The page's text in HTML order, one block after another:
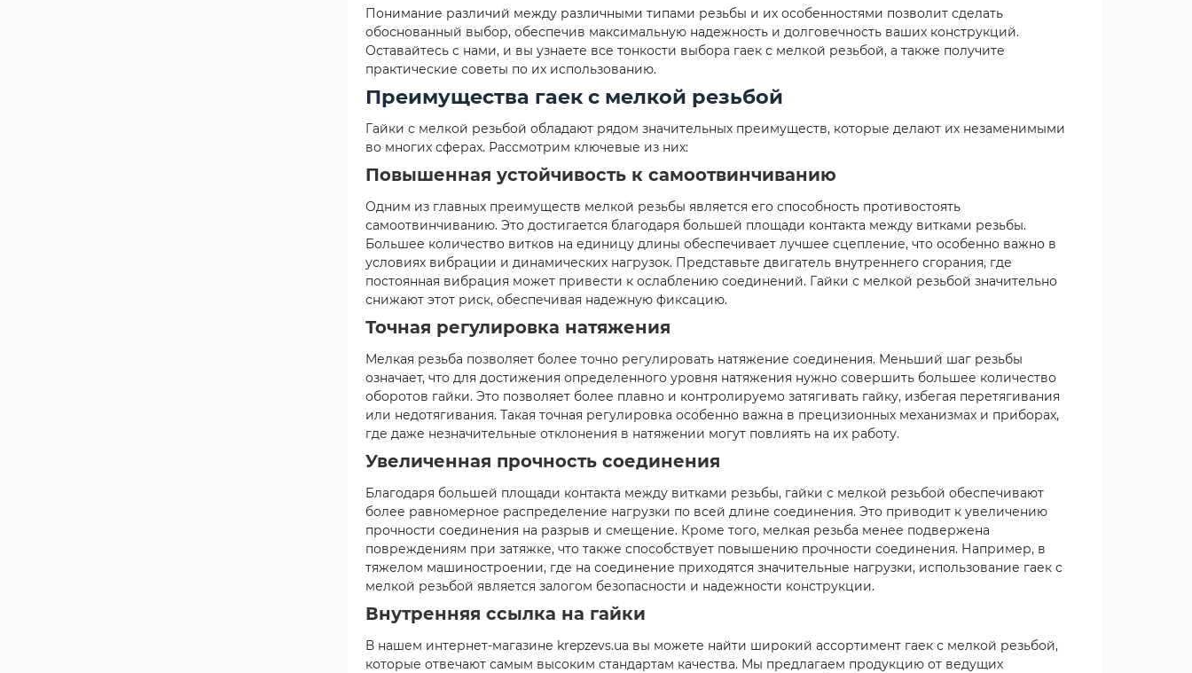
Понимание различий между различными типами резьбы и их особенностями позволит сделать
обоснованный выбор, обеспечив максимальную надежность и долговечность ваших конструкций.
Оставайтесь с нами, и вы узнаете все тонкости выбора гаек с мелкой резьбой, а также получите
практические советы по их использованию.
Преимущества гаек с мелкой резьбой
Гайки с мелкой резьбой обладают рядом значительных преимуществ, которые делают их незаменимыми
во многих сферах. Рассмотрим ключевые из них:
Повышенная устойчивость к самоотвинчиванию
Одним из главных преимуществ мелкой резьбы является его способность противостоять
самоотвинчиванию. Это достигается благодаря большей площади контакта между витками резьбы.
Большее количество витков на единицу длины обеспечивает лучшее сцепление, что особенно важно в
условиях вибрации и динамических нагрузок. Представьте двигатель внутреннего сгорания, где
постоянная вибрация может привести к ослаблению соединений. Гайки с мелкой резьбой значительно
снижают этот риск, обеспечивая надежную фиксацию.
Точная регулировка натяжения
Мелкая резьба позволяет более точно регулировать натяжение соединения. Меньший шаг резьбы
означает, что для достижения определенного уровня натяжения нужно совершить большее количество
оборотов гайки. Это позволяет более плавно и контролируемо затягивать гайку, избегая перетягивания
или недотягивания. Такая точная регулировка особенно важна в прецизионных механизмах и приборах,
где даже незначительные отклонения в натяжении могут повлиять на их работу.
Увеличенная прочность соединения
Благодаря большей площади контакта между витками резьбы, гайки с мелкой резьбой обеспечивают
более равномерное распределение нагрузки по всей длине соединения. Это приводит к увеличению
прочности соединения на разрыв и смещение. Кроме того, мелкая резьба менее подвержена
повреждениям при затяжке, что также способствует повышению прочности соединения. Например, в
тяжелом машиностроении, где на соединение приходятся значительные нагрузки, использование гаек с
мелкой резьбой является залогом безопасности и надежности конструкции.
Внутренняя ссылка на гайки
В нашем интернет-магазине krepzevs.ua вы можете найти широкий ассортимент гаек с мелкой резьбой,
которые отвечают самым высоким стандартам качества. Мы предлагаем продукцию от ведущих